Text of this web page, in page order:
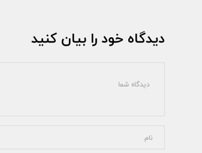
دیدگاه خود را بیان کنید